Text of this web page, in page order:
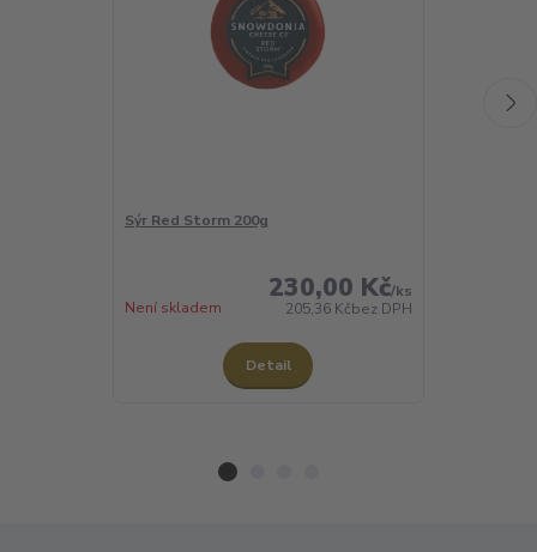
Sýr Red Storm 200g
230,00 Kč/ks
205,36 Kčbez DPH
Není skladem
Detail